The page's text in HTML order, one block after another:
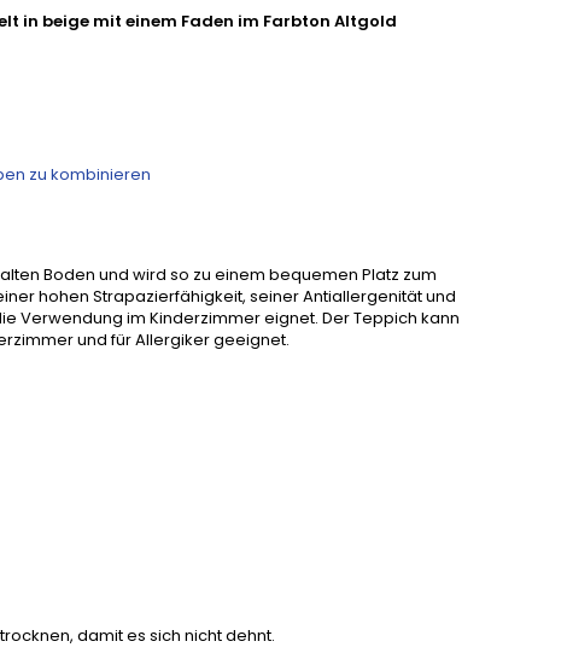
in beige mit einem Faden im Farbton Altgold
zu kombinieren
Boden und wird so zu einem bequemen Platz zum
hohen Strapazierfähigkeit, seiner Antiallergenität und
Verwendung im Kinderzimmer eignet. Der Teppich kann
und für Allergiker geeignet.
damit es sich nicht dehnt.